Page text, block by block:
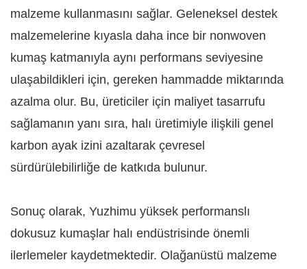
malzeme kullanmasını sağlar. Geleneksel destek
malzemelerine kıyasla daha ince bir nonwoven
kumaş katmanıyla aynı performans seviyesine
ulaşabildikleri için, gereken hammadde miktarında
azalma olur. Bu, üreticiler için maliyet tasarrufu
sağlamanın yanı sıra, halı üretimiyle ilişkili genel
karbon ayak izini azaltarak çevresel
sürdürülebilirliğe de katkıda bulunur.
Sonuç olarak, Yuzhimu yüksek performanslı
dokusuz kumaşlar halı endüstrisinde önemli
ilerlemeler kaydetmektedir. Olağanüstü malzeme